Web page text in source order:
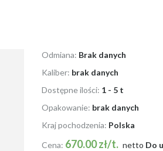
Odmiana: Brak danych
Kaliber: brak danych
Dostępne ilości: 1 - 5 t
Opakowanie: brak danych
Kraj pochodzenia: Polska
Cena: 670.00 zł/t. netto Do